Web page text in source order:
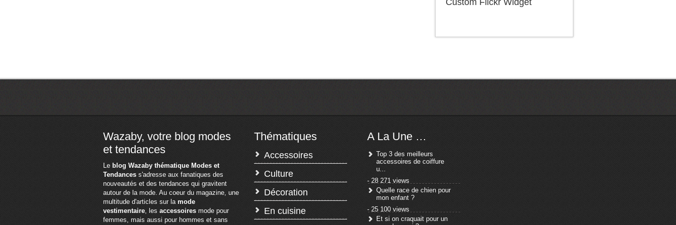
Custom Flickr Widget
Wazaby, votre blog modes
et tendances
Le blog Wazaby thématique Modes et
Tendancess'adresse aux fanatiques des
nouveautés et des tendances qui gravitent
autour de la mode. Au coeur du magazine, une
multitude d'articles sur la mode
vestimentaire, les accessoiresmode pour
femmes, mais aussi pour hommes et sans
Thématiques
Accessoires
Culture
Décoration
En cuisine
A La Une …
Top 3 des meilleurs
accessoires de coiffure
u...
- 28 271 views
Quelle race de chien pour
mon enfant ?
- 25 100 views
Et si on craquait pour un